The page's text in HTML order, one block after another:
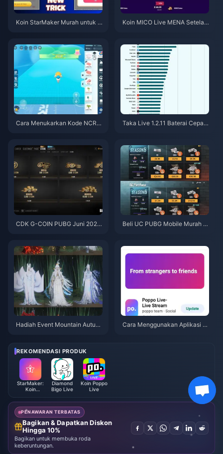
Koin StarMaker Murah untuk A
Koin MICO Live MENA Setelah
Cara Menukarkan Kode NCRC
Taka Live 1.2.11 Baterai Cepat
ngatasinya
CDK G-COIN PUBG Juni 2026:
Beli UC PUBG Mobile Murah u
erbaik & Top-Up Aman
Hadiah Event Mountain Autum
Prioritas
Cara Menggunakan Aplikasi P
REKOMENDASI PRODUK
StarMaker:
Koin
Bernyanyi
Diamond
Bigo Live
Koin Poppo
Live
PENAWARAN TERBATAS
Bagikan & Dapatkan Diskon
Hingga 10%
Bagikan untuk membuka roda
keberuntungan.